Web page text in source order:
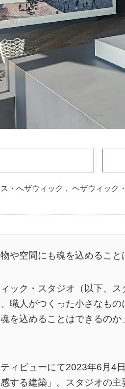
ス・へザウィック , ヘザウィック
や空間にも魂を込めること
ック・スタジオ（以下、
職人がつくった小さなも
を込めることはできるの
ィビューにて2023年6月4
する建築」。スタジオの